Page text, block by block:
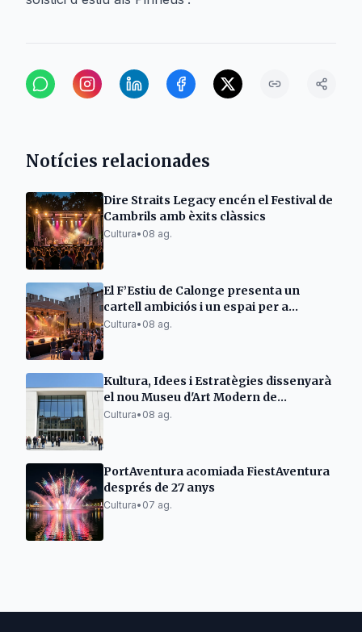
Notícies relacionades
Dire Straits Legacy encén el Festival de
Cambrils amb èxits clàssics
Cultura• 08 ag.
El F’Estiu de Calonge presenta un
cartell ambiciós i un espai per a
emergents
Cultura• 08 ag.
Kultura, Idees i Estratègies dissenyarà
el nou Museu d'Art Modern de
Tarragona
Cultura• 08 ag.
PortAventura acomiada FiestAventura
després de 27 anys
Cultura• 07 ag.